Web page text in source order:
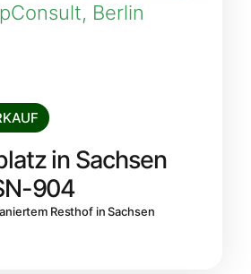
in Sachsen
904
Resthof in Sachsen